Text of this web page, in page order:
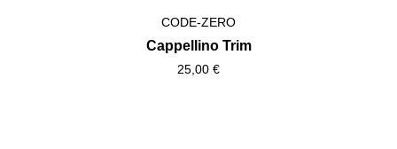
CODE-ZERO
Cappellino Trim
25,00 €